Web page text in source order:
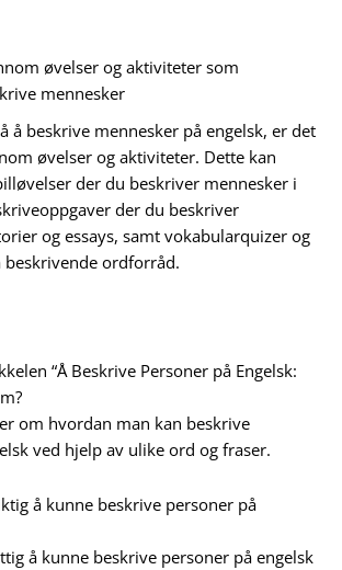
øvelser og aktiviteter som
mennesker
å beskrive mennesker på engelsk, er det
øvelser og aktiviteter. Dette kan
der du beskriver mennesker i
der du beskriver
og essays, samt vokabularquizer og
beskrivende ordforråd.
“Å Beskrive Personer på Engelsk:
om hvordan man kan beskrive
ved hjelp av ulike ord og fraser.
å kunne beskrive personer på
å kunne beskrive personer på engelsk